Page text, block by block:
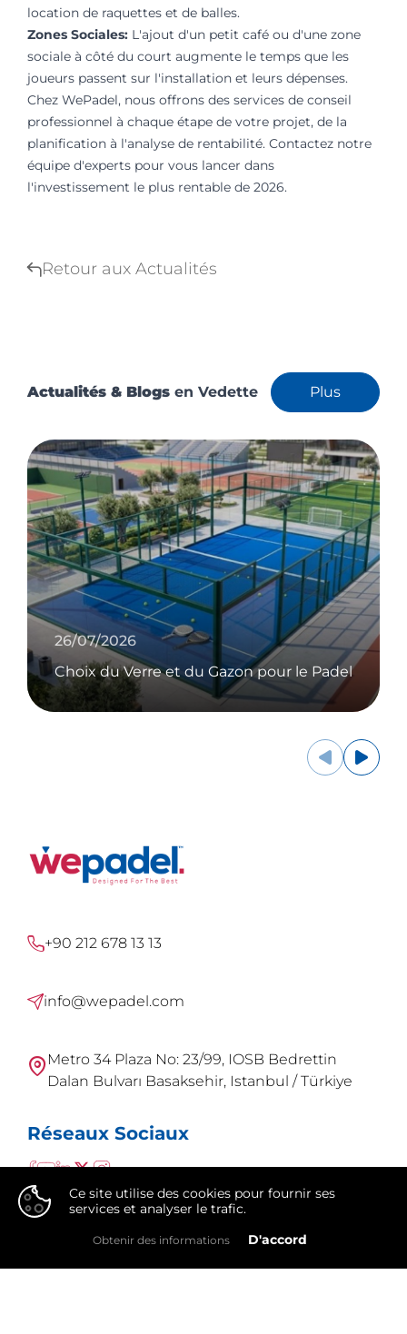
location de raquettes et de balles.
Zones Sociales: L'ajout d'un petit café ou d'une zone
sociale à côté du court augmente le temps que les
joueurs passent sur l'installation et leurs dépenses.
Chez WePadel, nous offrons des services de conseil
professionnel à chaque étape de votre projet, de la
planification à l'analyse de rentabilité. Contactez notre
équipe d'experts pour vous lancer dans
l'investissement le plus rentable de 2026.
Retour aux Actualités
Actualités & Blogs en Vedette Plus
26/07/2026
Choix du Verre et du Gazon pour le Padel
+90 212 678 13 13
info@wepadel.com
Metro 34 Plaza No: 23/99, IOSB Bedrettin
Dalan Bulvarı Basaksehir, Istanbul / Türkiye
Réseaux Sociaux
WePadel est une marque deIntegral Group
Ce site utilise des cookies pour fournir ses
services et analyser le trafic.
Obtenir des informations D'accord